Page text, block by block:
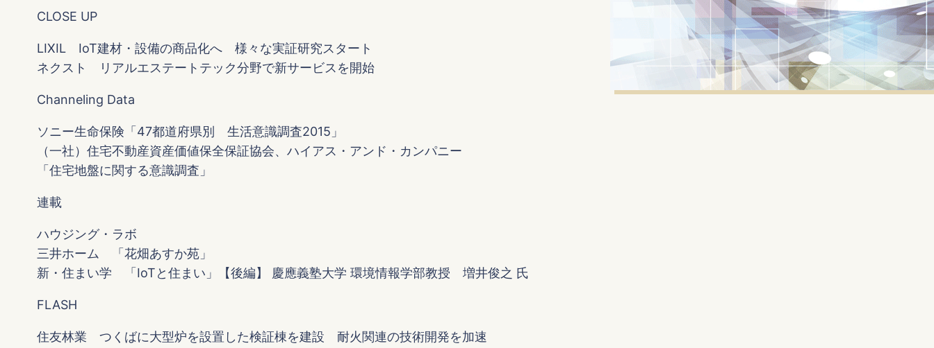
CLOSE UP
LIXIL IoT建材・設備の商品化へ 様々な実証研究スタート
ネクスト リアルエステートテック分野で新サービスを開始
Channeling Data
ソニー生命保険「47都道府県別 生活意識調査2015」
（一社）住宅不動産資産価値保全保証協会、ハイアス・アンド・カンパニー
「住宅地盤に関する意識調査」
連載
ハウジング・ラボ
三井ホーム 「花畑あすか苑」
新・住まい学 「IoTと住まい」【後編】 慶應義塾大学 環境情報学部教授 増井俊之 氏
FLASH
住友林業 つくばに大型炉を設置した検証棟を建設 耐火関連の技術開発を加速